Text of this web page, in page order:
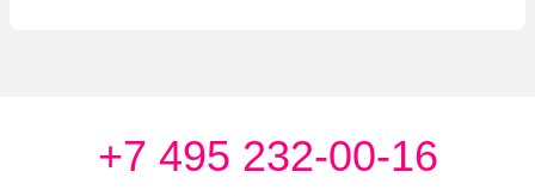
+7 495 232-00-16